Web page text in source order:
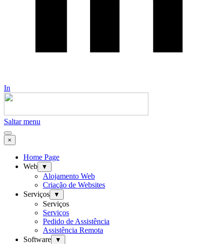
In
Saltar menu
×
Home Page
Web
▼
Alojamento Web
Criação de Websites
Serviços
▼
Serviços
Serviços
Pedido de Assistência
Assistência Remota
Software
▼